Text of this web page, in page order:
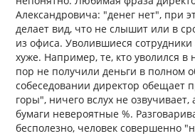
Александровича: "денег нет", при
делает вид, что не слышит или в
из офиса. Уволившиеся
хуже. Например, те, кто уволился в
пор не получили деньги в полном
собеседовании директор обещает
горы", ничего вслух не
бумаги невероятные %.
бесполезно, человек совершенно